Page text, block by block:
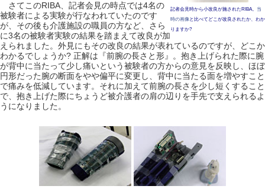
記者会見時から小改良が施されたRIBA。
当
時の画像と比べてどこが改良されたか、わか
りますか?
さてこのRIBA、記者会見の時点では4名の
被験者による実験が行なわれていたのです
が、その後も介護施設の職員の方など、さら
に3名の被験者実験の結果を踏まえて改良が加
えられました。外見にもその改良の結果が表れているのですが、どこか
わかるでしょうか? 正解は『前腕の長さと形』。抱き上げられた際に腕
が背中に当たって少し痛いという被験者の方からの意見を反映し、ほぼ
円形だった腕の断面をやや偏平に変更し、背中に当たる面を増やすこと
で痛みを低減しています。それに加えて前腕の長さを少し短くすること
で、抱き上げた際にちょうど被介護者の肩の辺りを手先で支えられるよ
うになりました。